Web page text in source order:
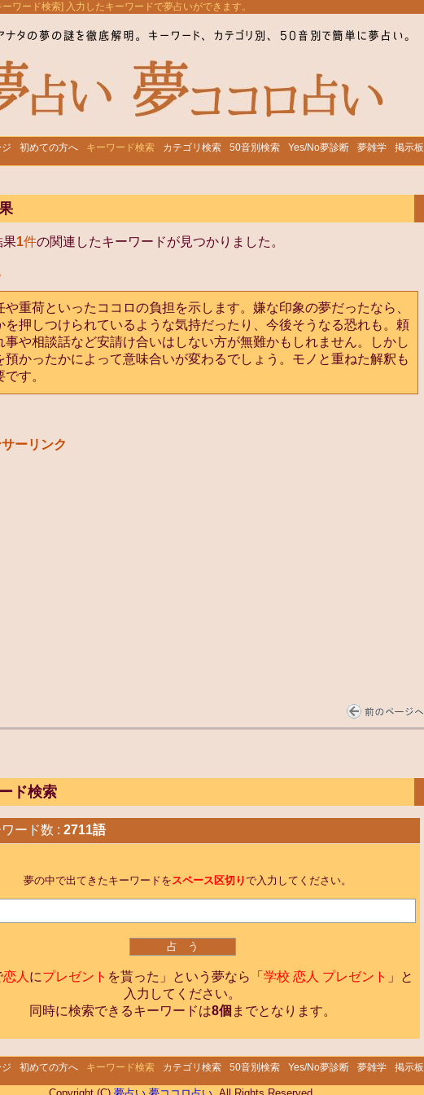
ワード検索] 入力したキーワードで夢占いができます。
掲示板
夢雑学
Yes/No夢診断
50音別検索
カテゴリ検索
キーワード検索
初めての方へ
果1件の関連したキーワードが見つかりました。
や重荷といったココロの負担を示します。嫌な印象の夢だったなら、
を押しつけられているような気持だったり、今後そうなる恐れも。頼
事や相談話など安請け合いはしない方が無難かもしれません。しかし
預かったかによって意味合いが変わるでしょう。モノと重ねた解釈も
です。
ーリンク
ド検索
ード数 : 2711語
夢の中で出てきたキーワードをスペース区切りで入力してください。
恋人 にプレゼント を貰った」という夢なら「 学校 恋人 プレゼント 」と
入力してください。
同時に検索できるキーワードは8個 までとなります。
掲示板
夢雑学
Yes/No夢診断
50音別検索
カテゴリ検索
キーワード検索
初めての方へ